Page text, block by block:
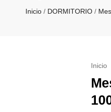
Inicio / DORMITORIO /
Inicio